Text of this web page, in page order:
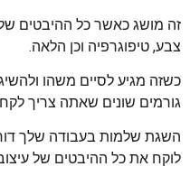
זה מושג כאשר כל ההיבטים
צבע, טיפוגרפיה וכן הלאה.
כשזה מגיע לסיים משהו
גורמים שונים שאתה צריך
השגת שלמות בעבודה שלך
לוקח את כל ההיבטים של